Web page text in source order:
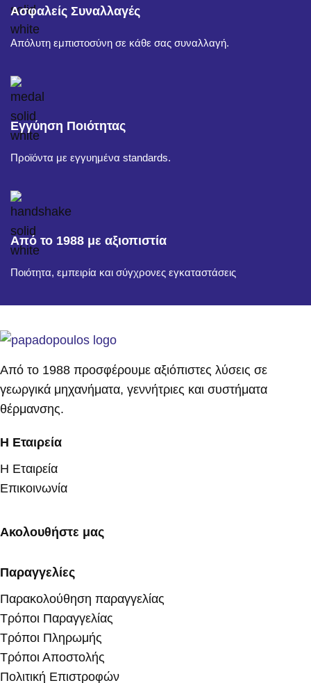
Ασφαλείς Συναλλαγές
Απόλυτη εμπιστοσύνη σε κάθε σας συναλλαγή.
Εγγύηση Ποιότητας
Προϊόντα με εγγυημένα standards.
Από το 1988 με αξιοπιστία
Ποιότητα, εμπειρία και σύγχρονες εγκαταστάσεις
Από το 1988 προσφέρουμε αξιόπιστες λύσεις σε
γεωργικά μηχανήματα, γεννήτριες και συστήματα
θέρμανσης.
Η Εταιρεία
Η Εταιρεία
Επικοινωνία
Ακολουθήστε μας
Παραγγελίες
Παρακολούθηση παραγγελίας
Τρόποι Παραγγελίας
Τρόποι Πληρωμής
Τρόποι Αποστολής
Πολιτική Επιστροφών